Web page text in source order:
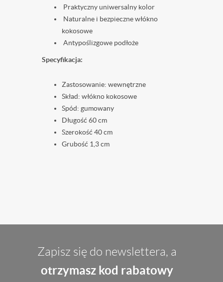
Praktyczny uniwersalny kolor
Naturalne i bezpieczne włókno
kokosowe
Antypoślizgowe podłoże
Specyfikacja:
Zastosowanie: wewnętrzne
Skład: włókno kokosowe
Spód: gumowany
Długość 60 cm
Szerokość 40 cm
Grubość 1,3 cm
Zapisz się do newslettera, a
otrzymasz kod rabatowy